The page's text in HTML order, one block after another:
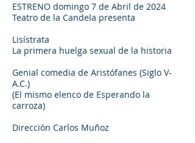
ESTRENO domingo 7 de Abril de 2024
Teatro de la Candela presenta
Lisístrata
La primera huelga sexual de la historia
Genial comedia de Aristófanes (Siglo V-
A.C.)
(El mismo elenco de Esperando la
carroza)
Dirección Carlos Muñoz